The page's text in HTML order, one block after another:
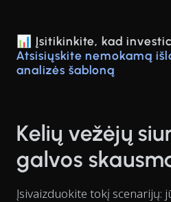
📊 Įsitikinkite, kad
Atsisiųskite nemokamą
analizės šabloną
Kelių vežėjų
galvos
Įsivaizduokite tokį scenarijų: